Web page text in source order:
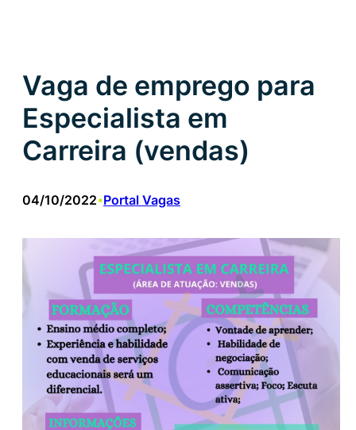
Vaga de emprego para
Especialista em
Carreira (vendas)
04/10/2022•Portal Vagas